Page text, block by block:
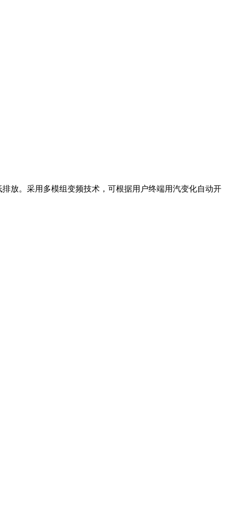
放。采用多模组变频技术，可根据用户终端用汽变化自动开